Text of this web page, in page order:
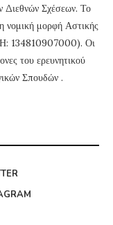
Διεθνών Σχέσεων. Το
νομική μορφή Αστικής
134810907000). Οι
του ερευνητικού
Σπουδών .